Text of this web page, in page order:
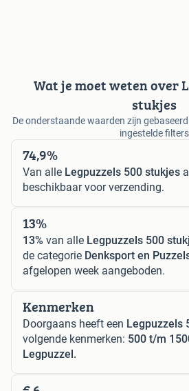
Wat je moet weten over
stukjes
De onderstaande waarden zijn
ingestelde filters
74,9%
Van alle Legpuzzels 500 stukjes
beschikbaar voor verzending.
13%
13% van alle Legpuzzels 500
de categorie Denksport en
afgelopen week aangeboden.
Kenmerken
Doorgaans heeft een Legpuzzels
volgende kenmerken: 500 t/m
Legpuzzel.